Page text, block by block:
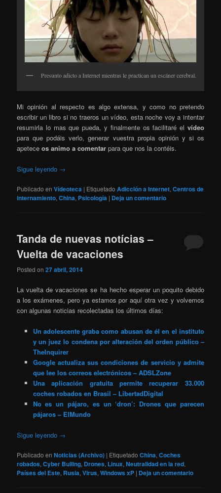
Presunto adicto a Internet mientras le practican un escáner cerebral.
Mi opinión al respecto es algo extensa, y como no pretendo
escribir un libro si no traeros un vídeo, esta noche voy a intentar
resumirla lo mas que pueda, y finalmente os facilitaré el vídeo
para que podáis verlo, generar vuestra propia opinión y si os
apeteceos animo a comentar para que nos la contéis.
Sigue leyendo →
Publicado en Vídeoteca | Etiquetado Adicción a Internet,Centros de
internamiento,China, Psicología | Deja un comentario
Tanda de nuevas notícias –
Vuelta de vacaciones
Posted on27 abril, 2014
La vuelta de vacaciones se ha hecho esperar un poquito debido
a los exámenes, pero ya estamos por aquí otra vez y volvemos
con algunas noticias recolectadas los últimos días:
Un adolescente graba como abusan de él en el instituto
y un juez lo condena por alteración del orden público –
TheInquirer
Google actualiza sus condiciones de servicio y admite
que lee los correos electrónicos – ADSLZone
Una aplicación gratuita permite recuperar 33.000
coches robados en Brasil – LibertadDigital
No es un pájaro, es un ‘dron’: Drones que parecen
pájaros – ElMundo
Sigue leyendo →
Publicado en Noticias (Archivo) | Etiquetado China,Coches
robados,Cyber Bulling, Drones, Linux,Neutralidad en la red,
Países del Este, Rusia,Virus,Windows xP | Deja un comentario